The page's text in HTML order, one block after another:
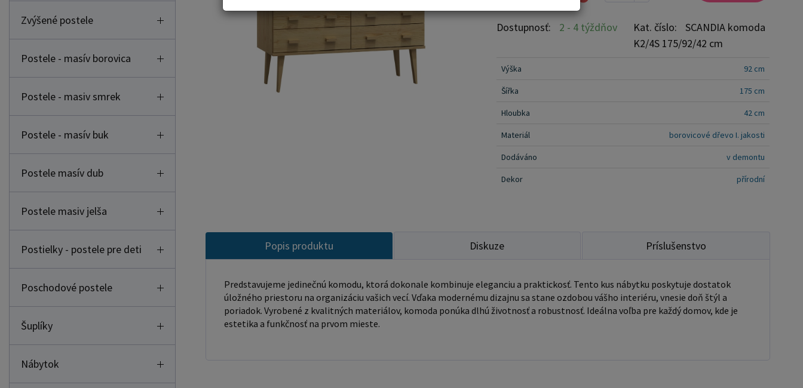
Zvýšené postele
Postele - masív borovica
Postele - masiv smrek
Postele - masív buk
Postele masív dub
Postele masiv jelša
Postielky - postele pre deti
Poschodové postele
Šuplíky
Nábytok
Ideálna voľba pre každý domov, kde je estetika a funkčnosť
na prvom mieste.
Dostupnosť: 2 - 4 týždňov Kat. číslo:
SCANDIA komoda
K2/4S 175/92/42 cm
Výška 92 cm
Šířka 175 cm
Hloubka 42 cm
Materiál borovicové dřevo I. jakosti
Dodáváno v demontu
Dekor přírodní
Popis produktu Diskuze Príslušenstvo
Predstavujeme jedinečnú komodu, ktorá dokonale kombinuje eleganciu a praktickosť. Tento kus nábytku poskytuje dostatok
úložného priestoru na organizáciu vašich vecí. Vďaka modernému dizajnu sa stane ozdobou vášho interiéru, vnesie doň štýl a
poriadok. Vyrobené z kvalitných materiálov, komoda ponúka dlhú životnosť a robustnosť. Ideálna voľba pre každý domov, kde je
estetika a funkčnosť na prvom mieste.